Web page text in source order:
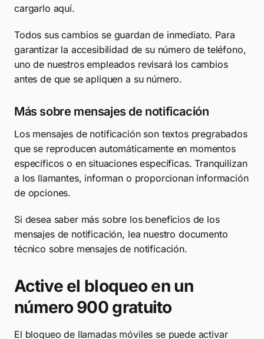
cargarlo aquí.
Todos sus cambios se guardan de inmediato. Para
garantizar la accesibilidad de su número de teléfono,
uno de nuestros empleados revisará los cambios
antes de que se apliquen a su número.
Más sobre mensajes de notificación
Los mensajes de notificación son textos pregrabados
que se reproducen automáticamente en momentos
específicos o en situaciones específicas. Tranquilizan
a los llamantes, informan o proporcionan información
de opciones.
Si desea saber más sobre los beneficios de los
mensajes de notificación, lea nuestro documento
técnico sobre mensajes de notificación.
Active el bloqueo en un
número 900 gratuito
El bloqueo de llamadas móviles se puede activar